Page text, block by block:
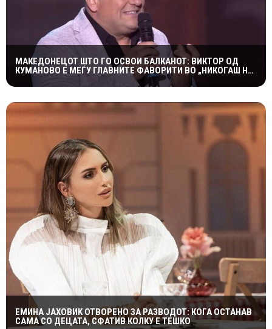
МАКЕДОНЕЦОТ ШТО ГО ОСВОИ БАЛКАНОТ: ВИКТОР ОД
КУМАНОВО Е МЕЃУ ГЛАВНИТЕ ФАВОРИТИ ВО „НИКОГАШ НЕ
Е ДОЦНА”
ЕМИНА ЈАХОВИЌ ОТВОРЕНО ЗА РАЗВОДОТ: КОГА ОСТАНАВ
САМА СО ДЕЦАТА, СФАТИВ КОЛКУ Е ТЕШКО